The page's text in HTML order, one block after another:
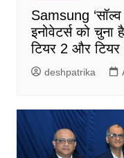
Samsung ‘सॉल्व
इनोवेटर्स को
टियर 2 और
deshpatrika